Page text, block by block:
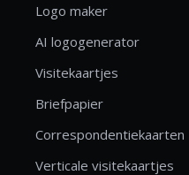
Logo maker
AI logogenerator
Visitekaartjes
Briefpapier
Correspondentiekaarten
Verticale visitekaartjes